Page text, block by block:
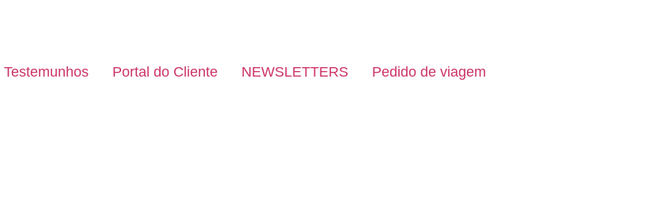
Testemunhos Portal do Cliente NEWSLETTERS Pedido de viagem